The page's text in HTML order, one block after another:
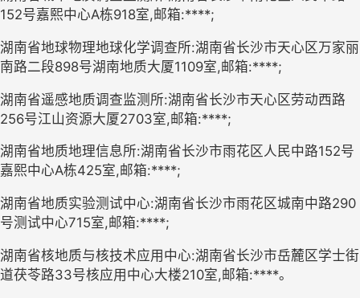
152号嘉熙中心A栋918室,邮箱:****;
湖南省地球物理地球化学调查所:湖南省长沙市天心区万家丽
南路二段898号湖南地质大厦1109室,邮箱:****;
湖南省遥感地质调查监测所:湖南省长沙市天心区劳动西路
256号江山资源大厦2703室,邮箱:****;
湖南省地质地理信息所:湖南省长沙市雨花区人民中路152号
嘉熙中心A栋425室,邮箱:****;
湖南省地质实验测试中心:湖南省长沙市雨花区城南中路290
号测试中心715室,邮箱:****;
湖南省核地质与核技术应用中心:湖南省长沙市岳麓区学士街
道茯苓路33号核应用中心大楼210室,邮箱:****。